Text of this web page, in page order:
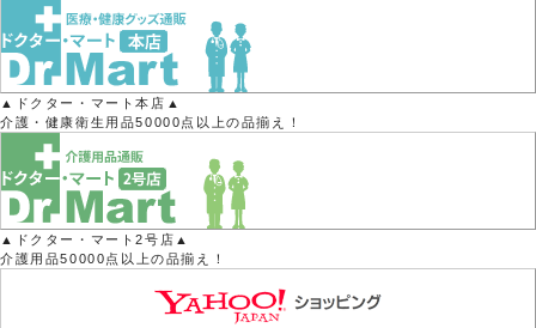
▲ドクター・マート本店▲
介護・健康衛生用品50000点以上の品揃え！
▲ドクター・マート2号店▲
介護用品50000点以上の品揃え！